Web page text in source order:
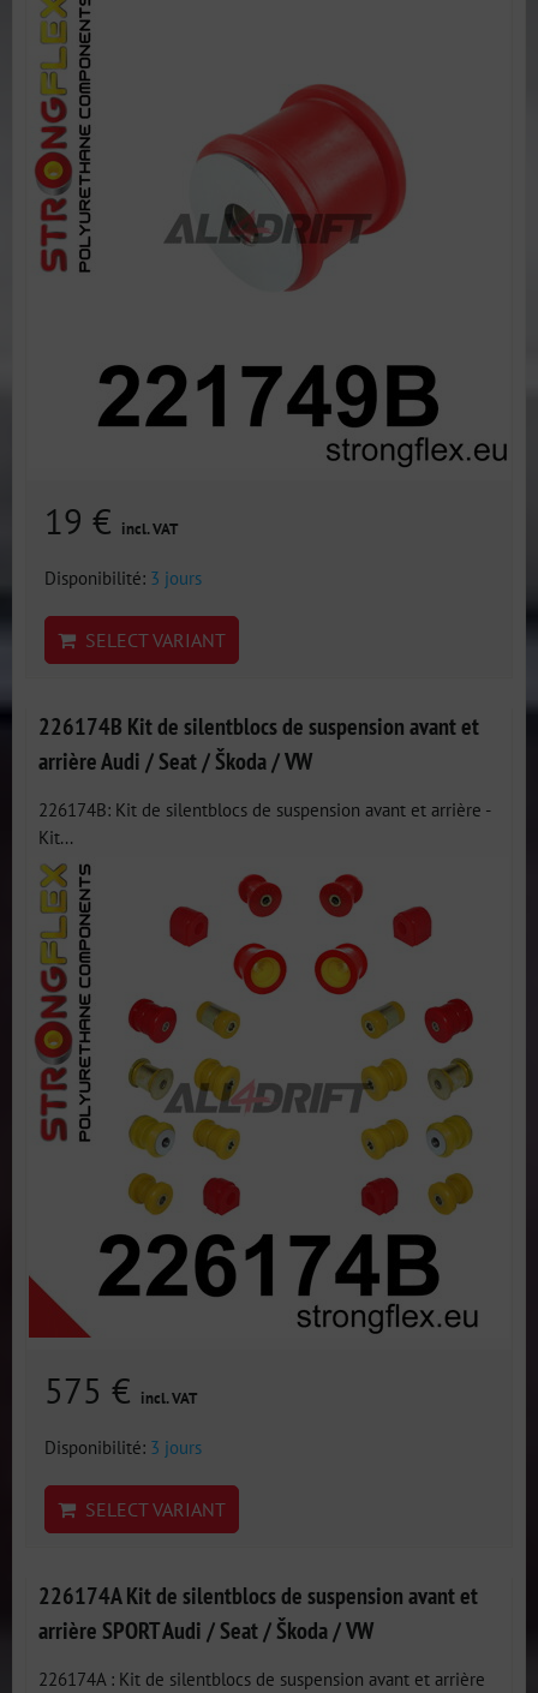
19 € incl. VAT
Disponibilité: 3 jours
SELECT VARIANT
226174B Kit de silentblocs de suspension avant et
arrière Audi / Seat / Škoda / VW
226174B: Kit de silentblocs de suspension avant et arrière -
Kit...
575 € incl. VAT
Disponibilité: 3 jours
SELECT VARIANT
226174A Kit de silentblocs de suspension avant et
arrière SPORT Audi / Seat / Škoda / VW
226174A : Kit de silentblocs de suspension avant et arrière